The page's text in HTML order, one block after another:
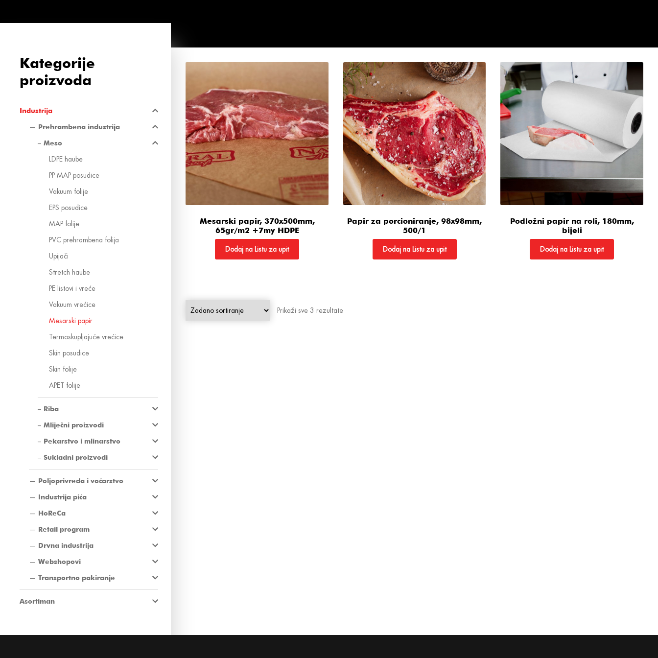
Kategorije
proizvoda
Industrija
Prehrambena industrija
Meso
LDPE haube
PP MAP posudice
Vakuum folije
EPS posudice
MAP folije
PVC prehrambena folija
Upijači
Stretch haube
PE listovi i vreće
Vakuum vrećice
Mesarski papir
Termoskupljajuće vrećice
Skin posudice
Skin folije
APET folije
Riba
Mliječni proizvodi
Pekarstvo i mlinarstvo
Sukladni proizvodi
Poljoprivreda i voćarstvo
Industrija pića
HoReCa
Retail program
Drvna industrija
Webshopovi
Transportno pakiranje
Asortiman
Mesarski papir, 370x500mm,
65gr/m2 +7my HDPE
Dodaj na Listu za upit
Papir za porcioniranje, 98x98mm,
500/1
Dodaj na Listu za upit
Podložni papir na roli, 180mm,
bijeli
Dodaj na Listu za upit
Prikaži sve 3 rezultate